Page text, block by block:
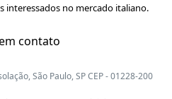
interessados no mercado italiano.
contato
São Paulo, SP CEP - 01228-200